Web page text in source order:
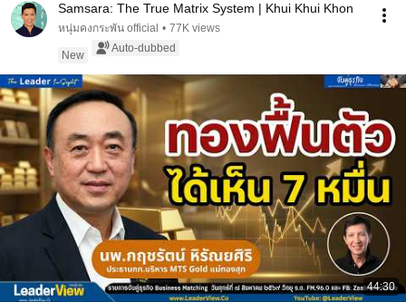
Samsara: The True Matrix System | Khui Khui Khon
หนุ่มคงกระพัน official • 77K views
New
Auto-dubbed
44:30